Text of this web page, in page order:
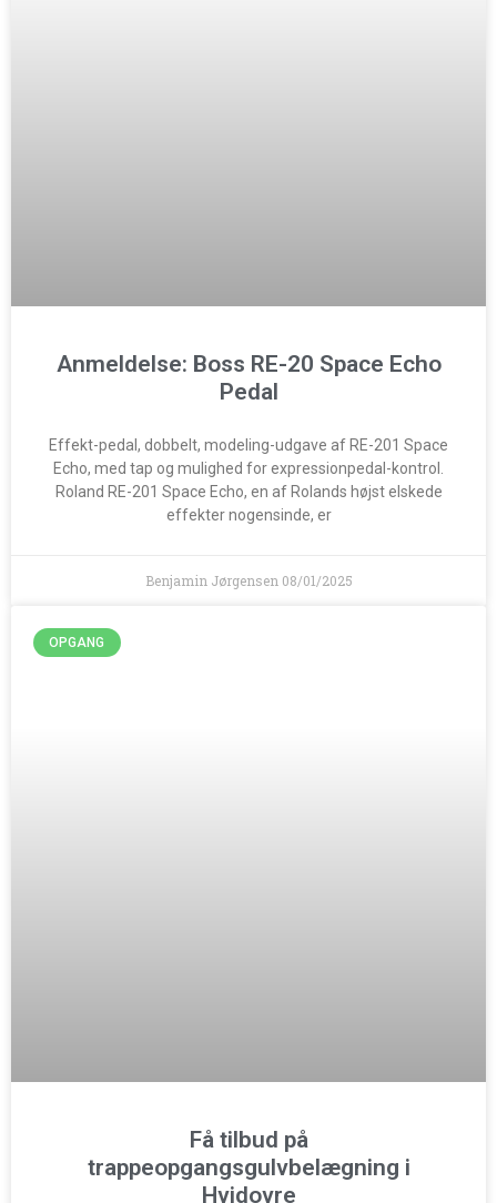
Anmeldelse: Boss RE-20 Space Echo
Pedal
Effekt-pedal, dobbelt, modeling-udgave af RE-201 Space
Echo, med tap og mulighed for expressionpedal-kontrol.
Roland RE-201 Space Echo, en af Rolands højst elskede
effekter nogensinde, er
Benjamin Jørgensen 08/01/2025
OPGANG
Få tilbud på
trappeopgangsgulvbelægning i
Hvidovre